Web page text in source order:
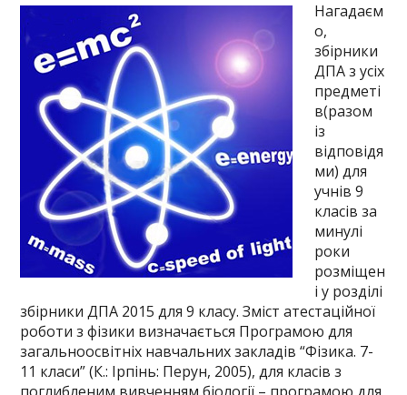
Нагадаєм
о,
збірники
ДПА з усіх
предметі
в(разом
із
відповідя
ми) для
учнів 9
класів за
минулі
роки
розміщен
і у розділі
збірники ДПА 2015 для 9 класу. Зміст атестаційної
роботи з фізики визначається Програмою для
загальноосвітніх навчальних закладів “Фізика. 7-
11 класи” (К.: Ірпінь: Перун, 2005), для класів з